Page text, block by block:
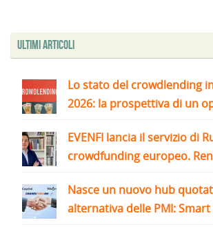
Ultimi articoli
Lo stato del crowdlending
2026: la prospettiva di un
EVENFI lancia il servizio di
crowdfunding europeo.
Nasce un nuovo hub
alternativa delle PMI: Smart